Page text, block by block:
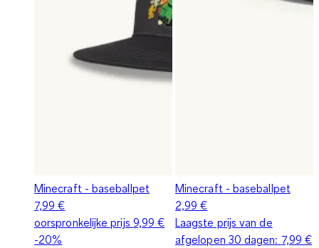
Minecraft - baseballpet
7,99 €
oorspronkelijke prijs 9,99 €
-20%
Minecraft - baseballpet
2,99 €
Laagste prijs van de
afgelopen 30 dagen: 7,99 €